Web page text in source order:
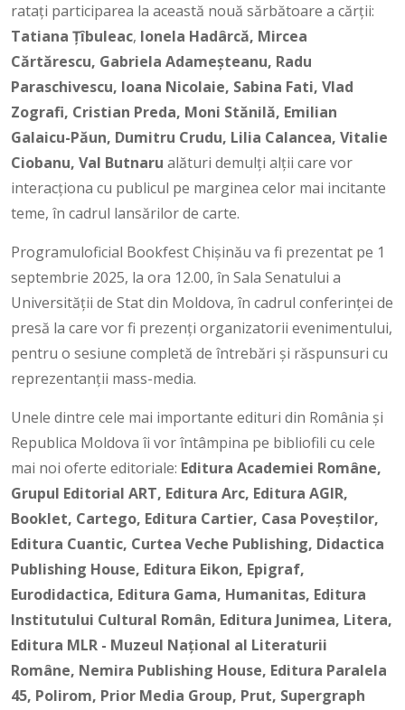
rataţi participarea la această nouă sărbătoare a cărţii:
Tatiana Țîbuleac, Ionela Hadârcă, Mircea
Cărtărescu, Gabriela Adameșteanu, Radu
Paraschivescu, Ioana Nicolaie, Sabina Fati, Vlad
Zografi, Cristian Preda, Moni Stănilă, Emilian
Galaicu-Păun, Dumitru Crudu, Lilia Calancea, Vitalie
Ciobanu, Vаl Butnaru alături demulți alții care vor
interacționa cu publicul pe marginea celor mai incitante
teme, în cadrul lansărilor de carte.
Programuloficial Bookfest Chișinău va fi prezentat pe 1
septembrie 2025, la ora 12.00, în Sala Senatului a
Universității de Stat din Moldova, în cadrul conferinței de
presă la care vor fi prezenți organizatorii evenimentului,
pentru o sesiune completă de întrebări și răspunsuri cu
reprezentanții mass-media.
Unele dintre cele mai importante edituri din România și
Republica Moldova îi vor întâmpina pe bibliofili cu cele
mai noi oferte editoriale: Editura Academiei Române,
Grupul Editorial ART, Editura Arc, Editura AGIR,
Booklet, Cartego, Editura Cartier, Casa Poveştilor,
Editura Cuantic, Curtea Veche Publishing, Didactica
Publishing House, Editura Eikon, Epigraf,
Eurodidactica, Editura Gama, Humanitas, Editura
Institutului Cultural Român, Editura Junimea, Litera,
Editura MLR - Muzeul Național al Literaturii
Române, Nemira Publishing House, Editura Paralela
45, Polirom, Prior Media Group, Prut, Supergraph